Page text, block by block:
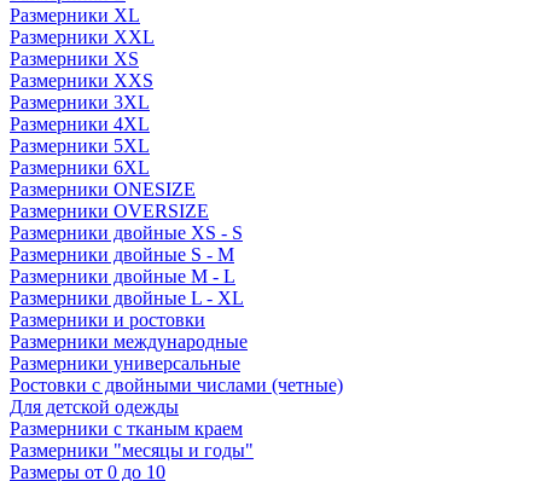
Размерники XL
Размерники XXL
Размерники XS
Размерники XXS
Размерники 3XL
Размерники 4XL
Размерники 5XL
Размерники 6XL
Размерники ONESIZE
Размерники OVERSIZE
Размерники двойные XS - S
Размерники двойные S - M
Размерники двойные M - L
Размерники двойные L - XL
Размерники и ростовки
Размерники международные
Размерники универсальные
Ростовки с двойными числами (четные)
Для детской одежды
Размерники с тканым краем
Размерники "месяцы и годы"
Размеры от 0 до 10